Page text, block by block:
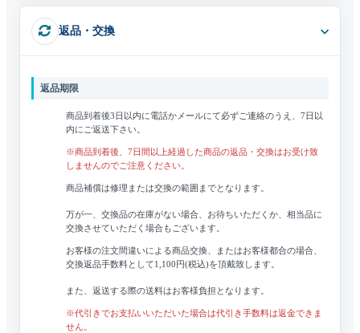
返品・交換
返品期限
商品到着後3日以内に電話かメールにて必ずご連絡のうえ、7日以
内にご返送下さい。
※商品到着後、7日間以上経過した商品の返品・交換はお受け致
しませんのでご注意ください。
商品補償は修理または交換の範囲までとなります。
万が一、交換品の在庫がない場合、お待ちいただくか、相当品に
交換させていただく場合もございます。
お客様の注文間違いによる商品交換、またはお客様都合の場合、
交換返品手数料として1,100円(税込)を頂戴致します。
また、返送する際の送料はお客様負担となります。
※代引きでお支払いいただいた場合は代引き手数料は返金できま
せん。